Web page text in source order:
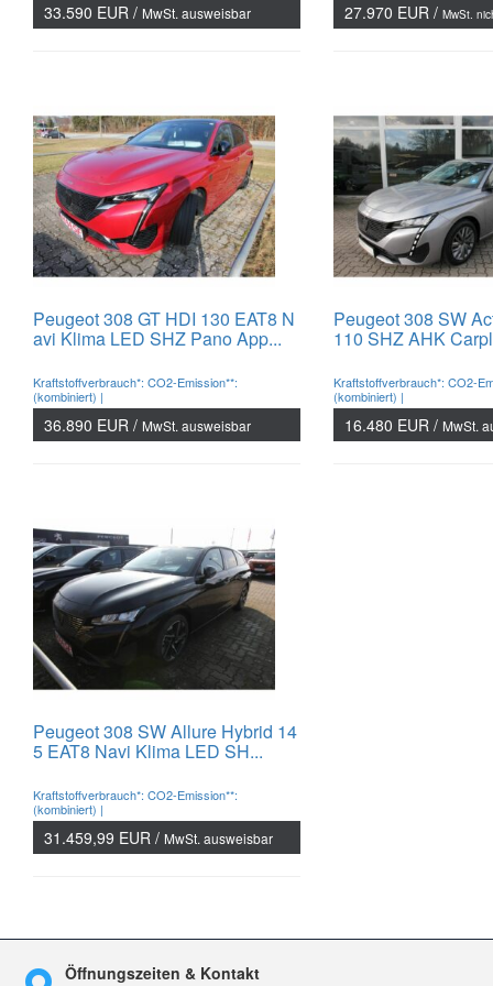
33.590 EUR / MwSt. ausweisbar 27.970 EUR / MwSt.
Peugeot 308 GT HDI 130 EAT8 N
avi Klima LED SHZ Pano App...
Kraftstoffverbrauch*: CO2-Emission**:
(kombiniert) |
36.890 EUR / MwSt. ausweisbar
Peugeot 308 SW
110 SHZ AHK
Kraftstoffverbrauch*: CO2-
(kombiniert) |
16.480 EUR / MwSt.
Peugeot 308 SW Allure Hybrid 14
5 EAT8 Navi Klima LED SH...
Kraftstoffverbrauch*: CO2-Emission**:
(kombiniert) |
31.459,99 EUR / MwSt. ausweisbar
Öffnungszeiten & Kontakt